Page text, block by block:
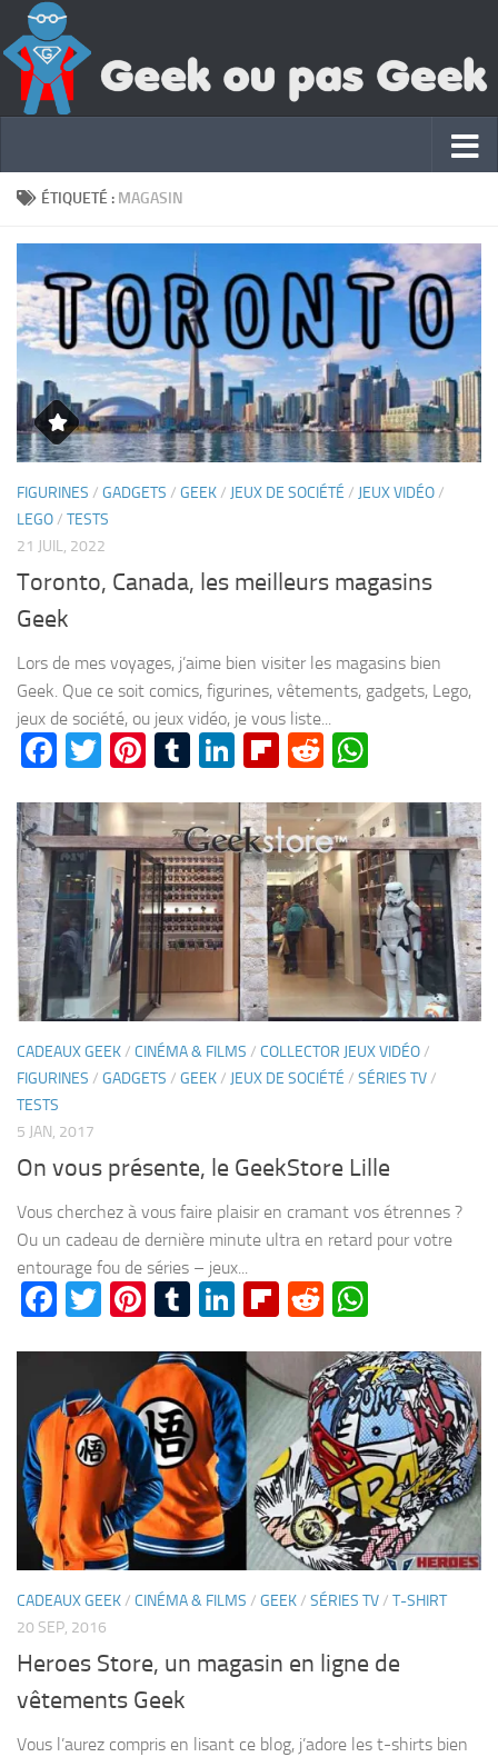
ÉTIQUETÉ : MAGASIN
FIGURINES / GADGETS / GEEK/ JEUX DE SOCIÉTÉ / JEUX VIDÉO/
LEGO/ TESTS
21 JUIL, 2022
Toronto, Canada, les meilleurs magasins
Geek
Lors de mes voyages, j’aime bien visiter les magasins bien
Geek. Que ce soit comics, figurines, vêtements, gadgets, Lego,
jeux de société, ou jeux vidéo, je vous liste...
Facebook
Twitter
Pinterest
Tumblr
LinkedIn
Flipboard
Reddit
CADEAUX GEEK/ CINÉMA & FILMS / COLLECTOR JEUX VIDÉO/
FIGURINES / GADGETS / GEEK/ JEUX DE SOCIÉTÉ / SÉRIES TV/
TESTS
5 JAN, 2017
On vous présente, le GeekStore Lille
Vous cherchez à vous faire plaisir en cramant vos étrennes ?
Ou un cadeau de dernière minute ultra en retard pour votre
entourage fou de séries – jeux...
Facebook
TwitterPinterest
TumblrLinkedIn
Flipboard
Reddit
CADEAUX GEEK/ CINÉMA & FILMS / GEEK/ SÉRIES TV/ T-SHIRT
20 SEP, 2016
Heroes Store, un magasin en ligne de
vêtements Geek
Vous l’aurez compris en lisant ce blog, j’adore les t-shirts bien